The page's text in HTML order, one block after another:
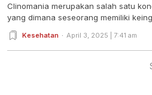
Clinomania merupakan salah satu
yang dimana seseorang memiliki
Kesehatan April 3, 2025 | 7:41 am